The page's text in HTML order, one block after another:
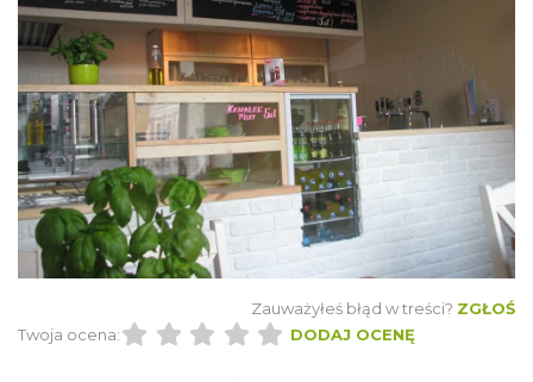
Zauważyłeś błąd w treści? ZGŁOŚ
Twoja ocena:
DODAJ OCENĘ